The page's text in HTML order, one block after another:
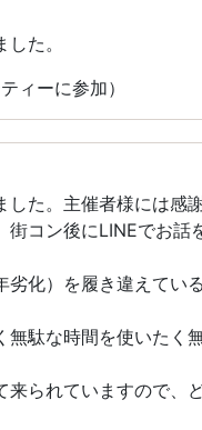
た。
ィーに参加）
した。主催者様には感
コン後にLINEでお話
化）を履き違えてい
駄な時間を使いたく
られていますので、